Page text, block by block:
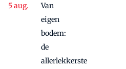
Van
eigen
bodem:
de
allerlekkerste